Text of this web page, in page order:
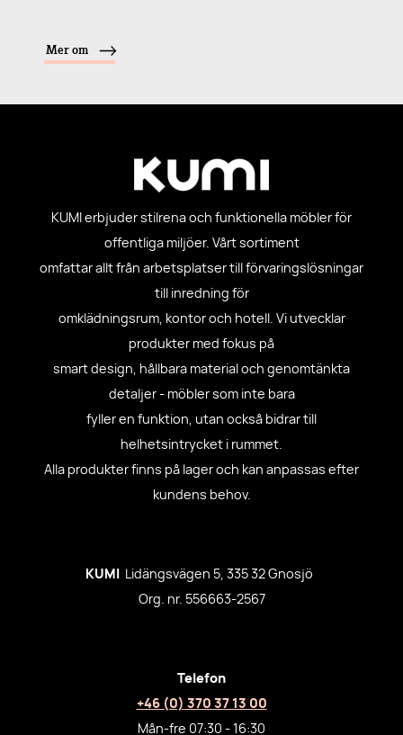
Mer om
KUMI erbjuder stilrena och funktionella möbler för
offentliga miljöer. Vårt sortiment
omfattar allt från arbetsplatser till förvaringslösningar
till inredning för
omklädningsrum, kontor och hotell. Vi utvecklar
produkter med fokus på
smart design, hållbara material och genomtänkta
detaljer - möbler som inte bara
fyller en funktion, utan också bidrar till
helhetsintrycket i rummet.
Alla produkter finns på lager och kan anpassas efter
kundens behov.
KUMI
Lidängsvägen 5, 335 32 Gnosjö
Org. nr. 556663-2567
Telefon
+46 (0) 370 37 13 00
Mån-fre 07:30 - 16:30